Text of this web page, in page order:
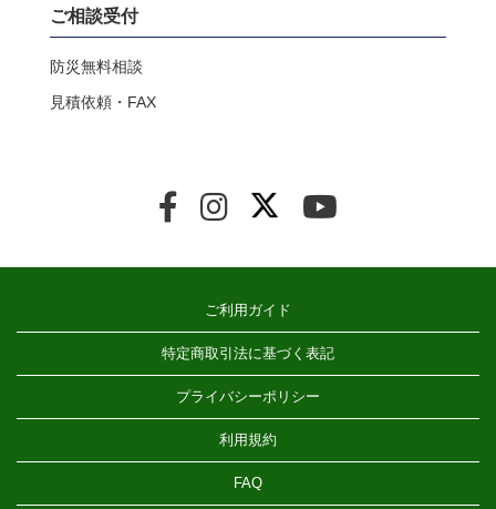
ご相談受付
防災無料相談
見積依頼・FAX
ご利用ガイド
特定商取引法に基づく表記
プライバシーポリシー
利用規約
FAQ